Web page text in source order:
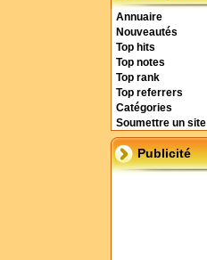
Annuaire
Nouveautés
Top hits
Top notes
Top rank
Top referrers
Catégories
Soumettre un site
Publicité